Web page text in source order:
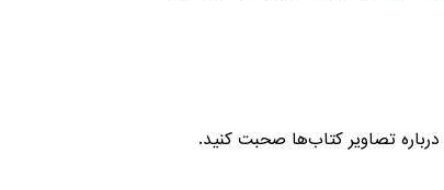
تصاویر کتاب‌ها صحبت کنید.